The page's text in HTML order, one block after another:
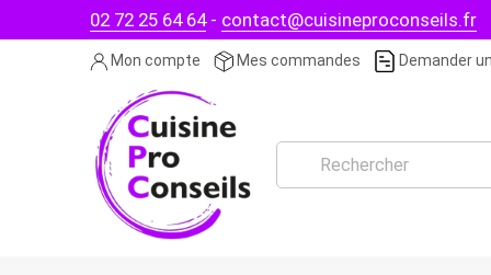
02 72 25 64 64- contact@cuisineproconseils.fr
Mon compte Mes commandes Demander